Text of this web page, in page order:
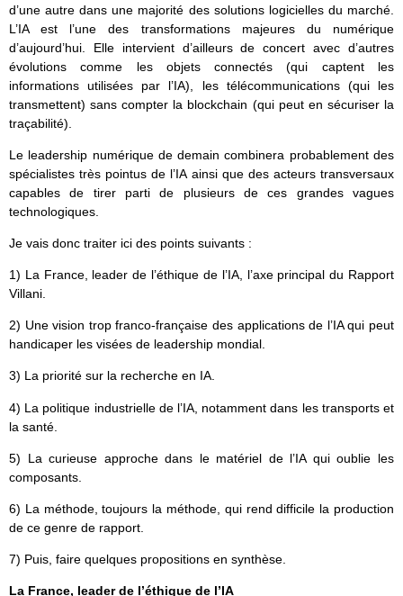
d’une autre dans une majorité des solutions logicielles du marché.
L’IA est l’une des transformations majeures du numérique
d’aujourd’hui. Elle intervient d’ailleurs de concert avec d’autres
évolutions comme les objets connectés (qui captent les
informations utilisées par l’IA), les télécommunications (qui les
transmettent) sans compter la blockchain (qui peut en sécuriser la
traçabilité).
Le leadership numérique de demain combinera probablement des
spécialistes très pointus de l’IA ainsi que des acteurs transversaux
capables de tirer parti de plusieurs de ces grandes vagues
technologiques.
Je vais donc traiter ici des points suivants :
1) La France, leader de l’éthique de l’IA, l’axe principal du Rapport
Villani.
2) Une vision trop franco-française des applications de l’IA qui peut
handicaper les visées de leadership mondial.
3) La priorité sur la recherche en IA.
4) La politique industrielle de l’IA, notamment dans les transports et
la santé.
5) La curieuse approche dans le matériel de l’IA qui oublie les
composants.
6) La méthode, toujours la méthode, qui rend difficile la production
de ce genre de rapport.
7) Puis, faire quelques propositions en synthèse.
La France, leader de l’éthique de l’IA